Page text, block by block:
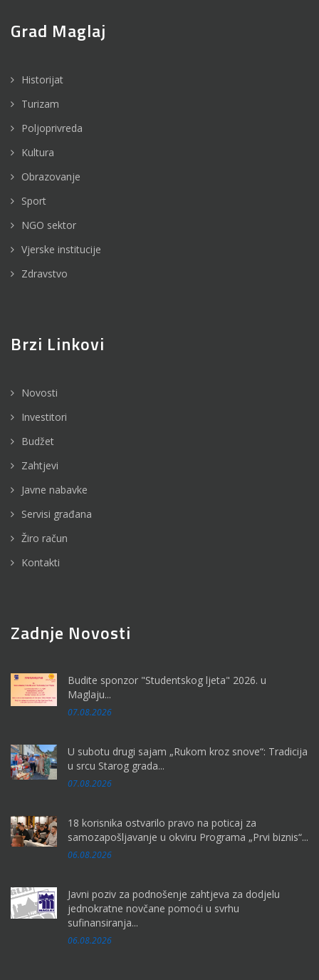
Grad Maglaj
Historijat
Turizam
Poljoprivreda
Kultura
Obrazovanje
Sport
NGO sektor
Vjerske institucije
Zdravstvo
Brzi Linkovi
Novosti
Investitori
Budžet
Zahtjevi
Javne nabavke
Servisi građana
Žiro račun
Kontakti
Zadnje Novosti
Budite sponzor "Studentskog ljeta" 2026. u
Maglaju...
07.08.2026
U subotu drugi sajam „Rukom kroz snove“: Tradicija
u srcu Starog grada...
07.08.2026
18 korisnika ostvarilo pravo na poticaj za
samozapošljavanje u okviru Programa „Prvi biznis“...
06.08.2026
Javni poziv za podnošenje zahtjeva za dodjelu
jednokratne novčane pomoći u svrhu
sufinansiranja...
06.08.2026